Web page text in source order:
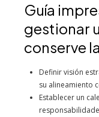
Guía
gestionar
conserve
Definir visión
su alineamiento
Establecer un